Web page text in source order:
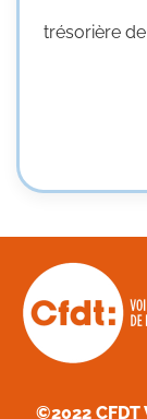
trésorière
©2022 CFDT